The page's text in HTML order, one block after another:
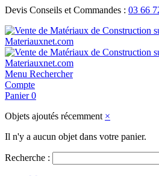
Devis Conseils et Commandes : 03 66
Menu Rechercher
Compte
Panier 0
Objets ajoutés récemment ×
Il n'y a aucun objet dans votre panier.
Recherche :